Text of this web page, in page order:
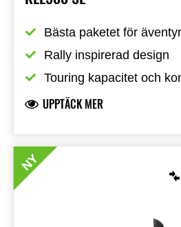
Bästa paketet för
Rally inspirerad design
Touring kapacitet och
UPPTÄCK MER
NY